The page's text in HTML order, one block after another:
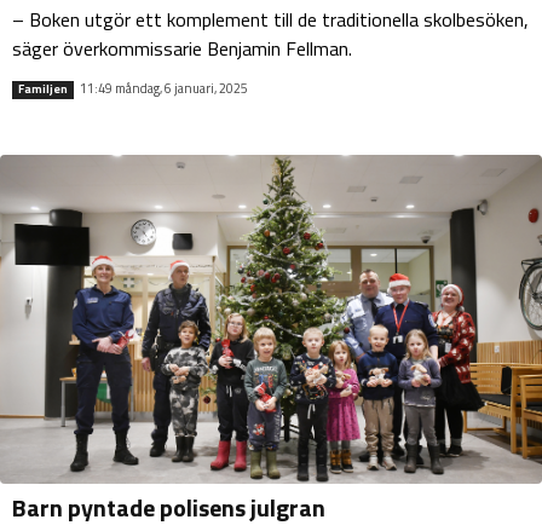
– Boken utgör ett komplement till de traditionella skolbesöken,
säger överkommissarie Benjamin Fellman.
Familjen 11:49 måndag, 6 januari, 2025
Barn pyntade polisens julgran